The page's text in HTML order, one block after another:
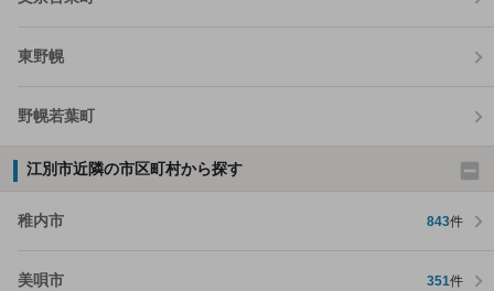
東野幌
野幌若葉町
江別市近隣の市区町村から探す
稚内市 843件
美唄市 351件